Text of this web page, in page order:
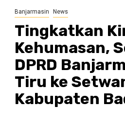
Banjarmasin News
Tingkatkan
Kehumasan,
DPRD
Tiru ke
Kabupaten